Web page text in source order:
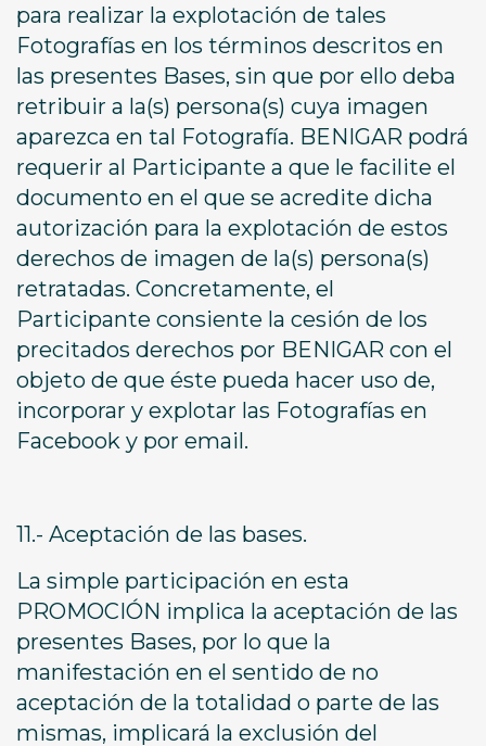
para realizar la explotación de tales
Fotografías en los términos descritos en
las presentes Bases, sin que por ello deba
retribuir a la(s) persona(s) cuya imagen
aparezca en tal Fotografía. BENIGAR podrá
requerir al Participante a que le facilite el
documento en el que se acredite dicha
autorización para la explotación de estos
derechos de imagen de la(s) persona(s)
retratadas. Concretamente, el
Participante consiente la cesión de los
precitados derechos por BENIGAR con el
objeto de que éste pueda hacer uso de,
incorporar y explotar las Fotografías en
Facebook y por email.
11.- Aceptación de las bases.
La simple participación en esta
PROMOCIÓN implica la aceptación de las
presentes Bases, por lo que la
manifestación en el sentido de no
aceptación de la totalidad o parte de las
mismas, implicará la exclusión del